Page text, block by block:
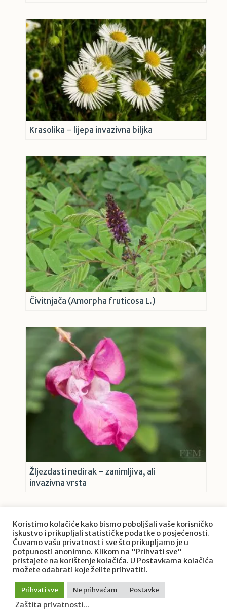
Krasolika – lijepa invazivna biljka
Čivitnjača (Amorpha fruticosa L.)
Žljezdasti nedirak – zanimljiva, ali
invazivna vrsta
O projektu Priroda Hrvatske
Zaštita privatnosti/ © 2022. Priroda Hrvatske / Goran
Šafarek. Sva prava pridržana.
Koristimo kolačiće kako bismo poboljšali vaše korisničko
iskustvo i prikupljali statističke podatke o posjećenosti.
Čuvamo vašu privatnost i sve što prikupljamo je u
potpunosti anonimno. Klikom na "Prihvati sve"
pristajete na korištenje kolačića. U Postavkama kolačića
možete odabrati koje želite prihvatiti.
Prihvati sve Ne prihvaćam Postavke
Zaštita privatnosti...